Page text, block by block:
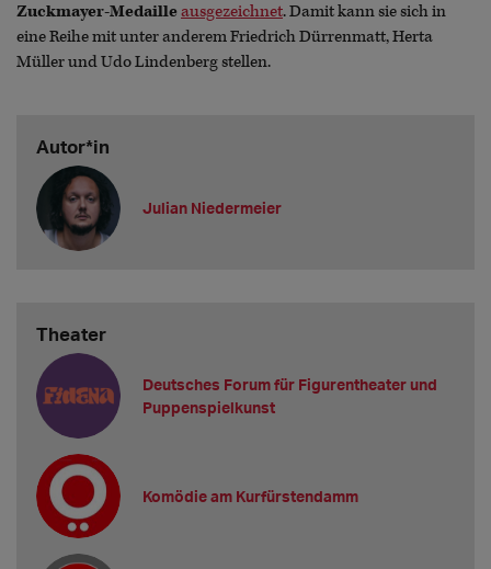
Zuckmayer-Medailleausgezeichnet. Damit kann sie sich in
eine Reihe mit unter anderem Friedrich Dürrenmatt, Herta
Müller und Udo Lindenberg stellen.
Autor*in
Julian Niedermeier
Theater
Deutsches Forum für Figurentheater und
Puppenspielkunst
Komödie am Kurfürstendamm